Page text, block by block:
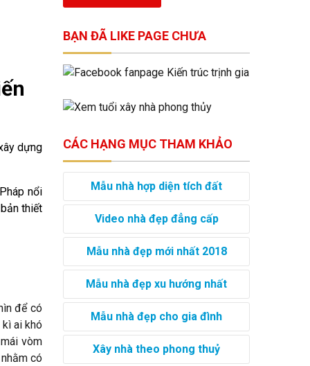
dựng
nổi
thiết
để có
kì ai khó
vòm
có
BẠN ĐÃ LIKE PAGE CHƯA
CÁC HẠNG MỤC THAM KHẢO
Mẫu nhà hợp diện tích đất
Video nhà đẹp đẳng cấp
Mẫu nhà đẹp mới nhất 2018
Mẫu nhà đẹp xu hướng nhất
Mẫu nhà đẹp cho gia đình
Xây nhà theo phong thuỷ